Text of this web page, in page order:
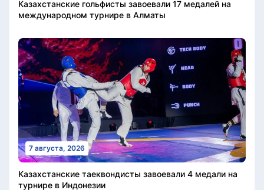
Казахстанские гольфисты завоевали 17 медалей на
международном турнире в Алматы
7 августа, 2026
Казахстанские таеквондисты завоевали 4 медали на
турнире в Индонезии